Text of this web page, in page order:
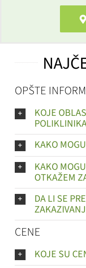
OPŠTE
KOJE
KAKO
KAKO
OTKAŽEM
DA LI SE
CENE
KOJE SU